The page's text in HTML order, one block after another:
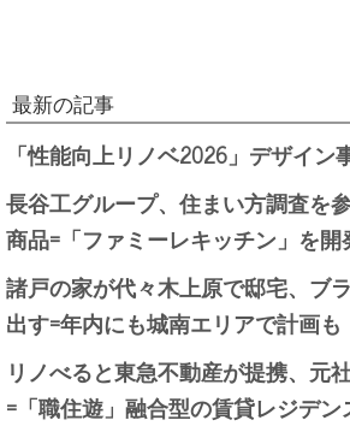
最新の記事
「性能向上リノベ2026」デザイン
長谷工グループ、住まい方調査を
商品=「ファミーレキッチン」を開
諸戸の家が代々木上原で邸宅、ブ
出す=年内にも城南エリアで計画も
リノべると東急不動産が提携、元
=「職住遊」融合型の賃貸レジデン